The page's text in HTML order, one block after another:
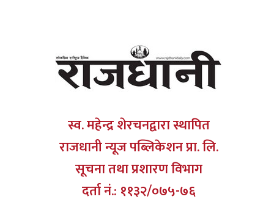
स्व. महेन्द्र शेरचनद्वारा स्थापित
राजधानी न्यूज पब्लिकेशन प्रा. लि.
सूचना तथा प्रशारण विभाग
दर्ता नं.: ११३२/०७५-७६